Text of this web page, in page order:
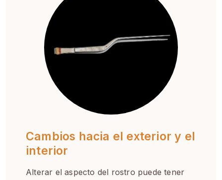
Cambios hacia el exterior y el
interior
Alterar el aspecto del rostro puede tener